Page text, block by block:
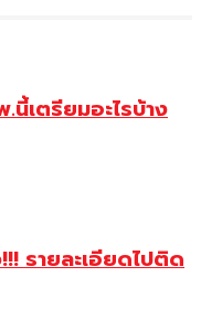
นี้เตรียมอะไรบ้าง
รายละเอียดไปติด